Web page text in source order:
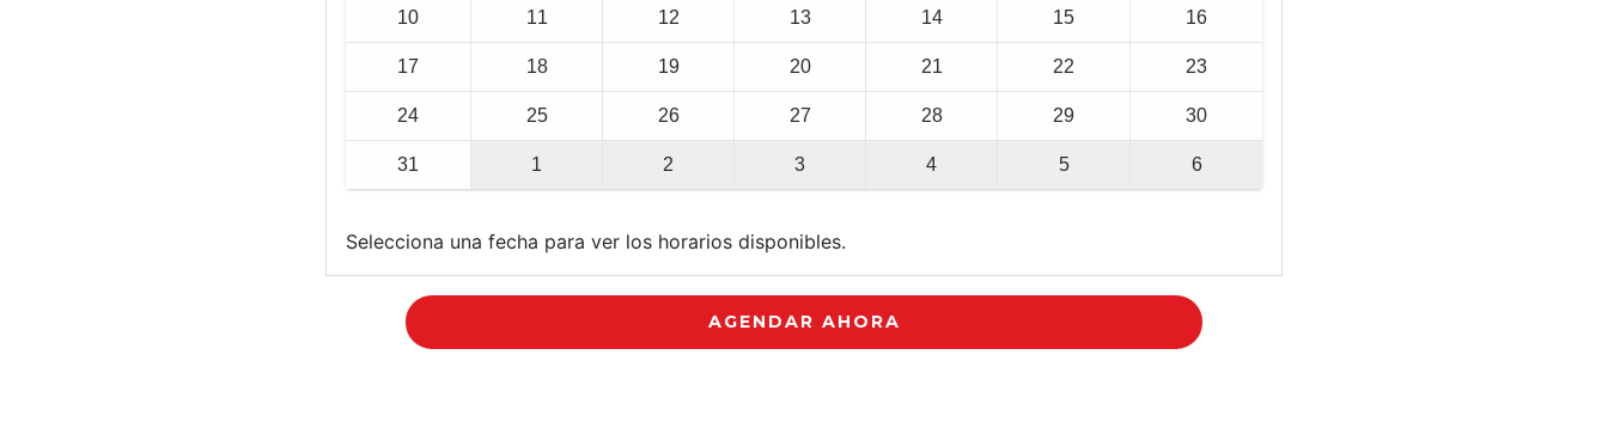
10 11 12 13 14 15 16
17 18 19 20 21 22 23
24 25 26 27 28 29 30
31 1 2 3 4 5 6
Selecciona una fecha para ver los horarios disponibles.
AGENDAR AHORA